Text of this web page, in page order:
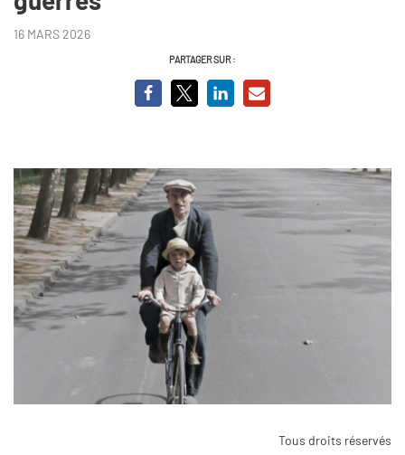
16 MARS 2026
PARTAGER SUR :
Tous droits réservés